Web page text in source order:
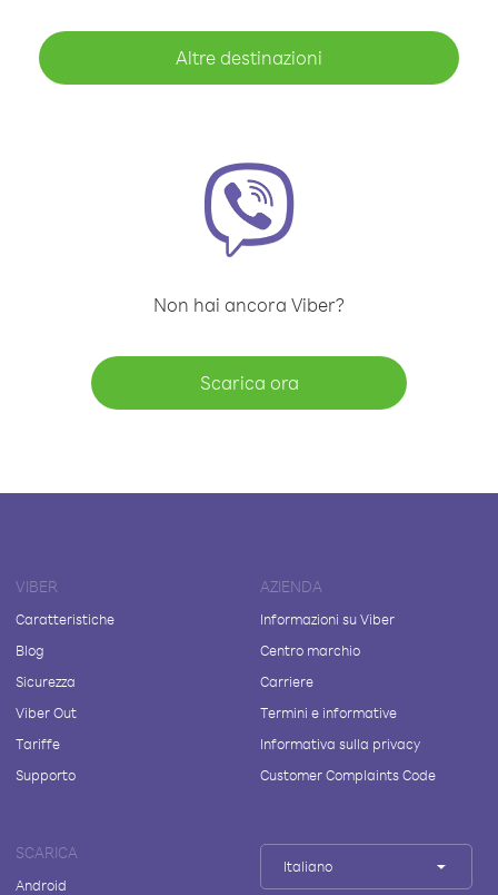
Altre destinazioni
Non hai ancora Viber?
Scarica ora
VIBER
Caratteristiche
Blog
Sicurezza
Viber Out
Tariffe
Supporto
AZIENDA
Informazioni su Viber
Centro marchio
Carriere
Termini e informative
Informativa sulla privacy
Customer Complaints Code
SCARICA
Android
Italiano